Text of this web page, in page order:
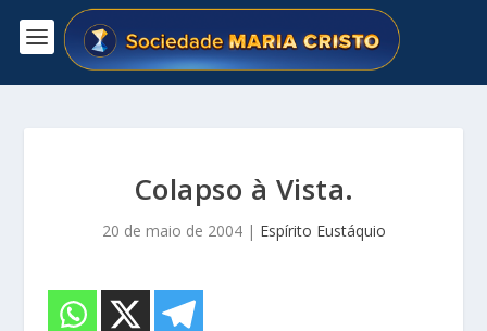
Colapso à Vista.
20 de maio de 2004| Espírito Eustáquio